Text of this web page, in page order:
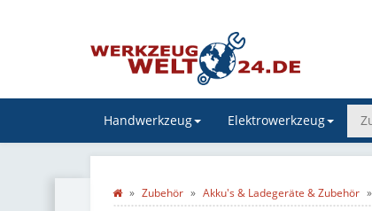
Handwerkzeug Elektrowerkzeug
Zubehör Akku's & Ladegeräte & Zubehör